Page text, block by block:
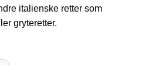
italienske retter som
gryteretter.